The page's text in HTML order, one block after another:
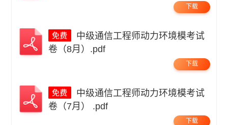
下载
卷（8月）.pdf
下载
卷（7月） .pdf
下载